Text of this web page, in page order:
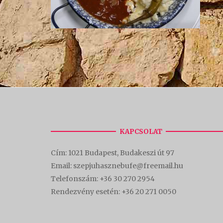
KAPCSOLAT
Cím: 1021 Budapest, Budakeszi út 97
Email: szepjuhasznebufe@freemail.hu
Telefonszám: +36 30 270 2954
Rendezvény esetén: +36 20 271 0050